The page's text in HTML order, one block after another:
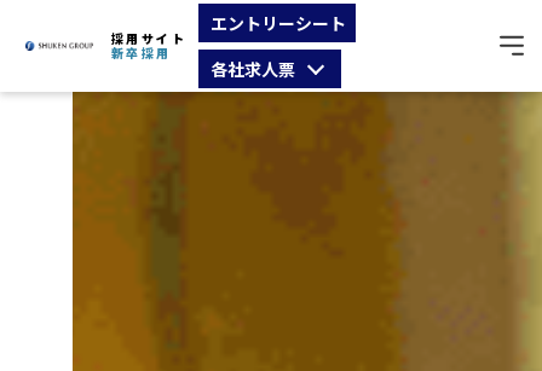
採用サイト
新卒採用
エントリーシート
各社求人票